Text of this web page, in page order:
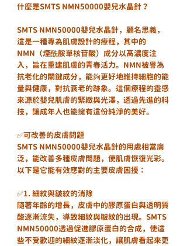
什麼是SMTS NMN50000嬰兒水晶針？
SMTS NMN50000嬰兒水晶針，顧名思義，
這是一種專為肌膚設計的療程，其中的
NMN（煙酰胺單核苷酸）成分以高濃度注
入，旨在重建肌膚的青春活力。NMN被譽為
抗老化的關鍵成分，能夠更好地維持細胞的能
量與健康，對抗衰老的跡象。這個療程的靈感
來源於嬰兒肌膚的緊緻與光澤，透過先進的科
技，讓成年人也能擁有這份純淨的美好。
✅可改善的皮膚問題
SMTS NMN50000嬰兒水晶針的用處相當廣
泛，能改善多種皮膚問題，使肌膚恢復光彩。
以下是它能有效應對的主要皮膚困擾：
✅1. 細紋與皺紋的消除
隨著年齡的增長，皮膚中的膠原蛋白與透明質
酸逐漸流失，導致細紋與皺紋的出現。SMTS
NMN50000透過促進膠原蛋白的合成，使這
些不受歡迎的細紋逐漸淡化，讓肌膚看起來更